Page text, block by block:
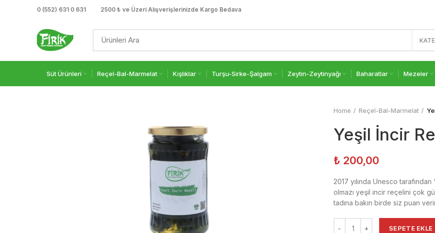
0 (552) 631 0 631 2500 ₺ ve Üzeri Alışverişlerinizde Kargo Bedava
Süt Ürünleri Reçel-Bal-Marmelat Kışlıklar Turşu-Sirke-Şalgam Zeytin-Zeytinyağı Baharatlar Mezeler
Home Reçel-Bal-Marmelat
Yeşil İncir
₺ 200,00
2017 yılında Unesco tarafından
olmazı yeşil incir reçelini çok
tadına bakın birde siz puan
SEPETE EKLE